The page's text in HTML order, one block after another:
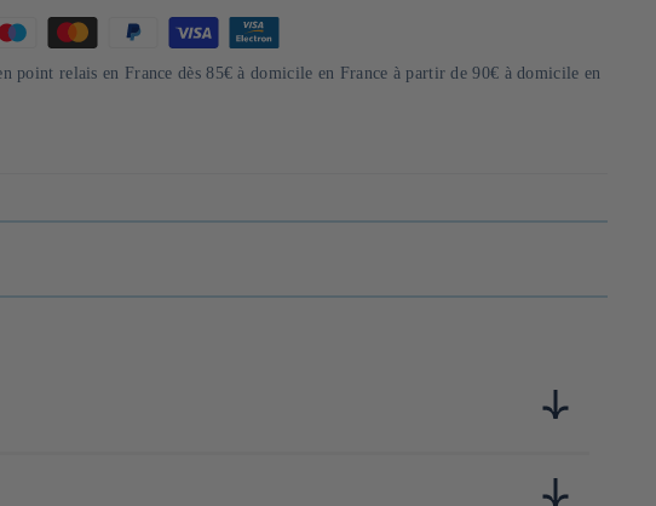
point relais en France dès 85€ à domicile en France à partir de 90€ à domicile en
familiale qui ne mise ni sur les prix bas ni sur l'efficacité